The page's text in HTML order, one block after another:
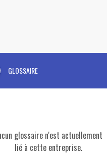
GLOSSAIRE
glossaire n'est actuellement
lié à cette entreprise.